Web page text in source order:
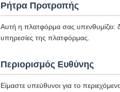
Ρήτρα Προτροπής
Αυτή η πλατφόρμα σας υπενθυμίζει:
υπηρεσίες της πλατφόρμας.
Περιορισμός Ευθύνης
Είμαστε υπεύθυνοι για το